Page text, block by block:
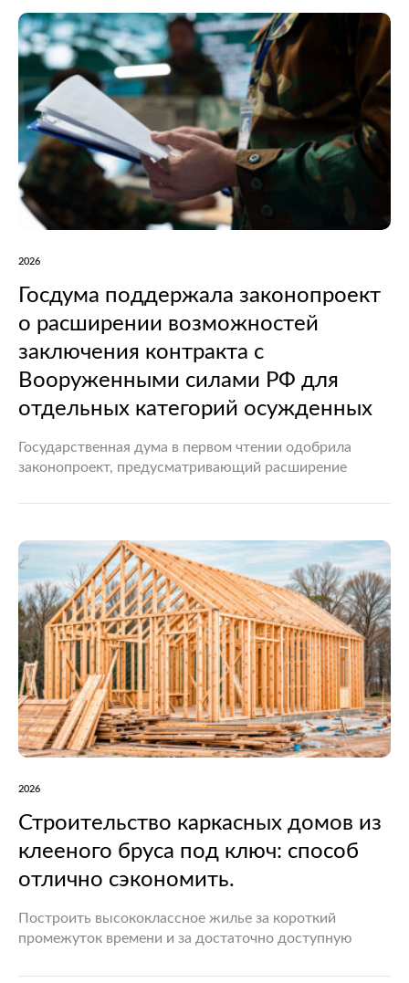
2026
Госдума поддержала законопроект
о расширении возможностей
заключения контракта с
Вооруженными силами РФ для
отдельных категорий осужденных
Государственная дума в первом чтении одобрила
законопроект, предусматривающий расширение
о прохождении военной службы в период
военного времени. Документ вносит…
2026
Строительство каркасных домов из
клееного бруса под ключ: способ
отлично сэкономить.
Построить высококлассное жилье за короткий
промежуток времени и за достаточно доступную
душе комфортное проживание. Однако на данный